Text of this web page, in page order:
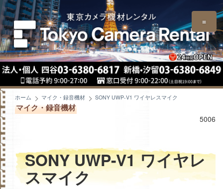
≡
ホーム マイク・録音機材 SONY UWP-V1 ワイヤレスマイク
マイク・録音機材
5006
SONY UWP-V1 ワイヤレ
スマイク